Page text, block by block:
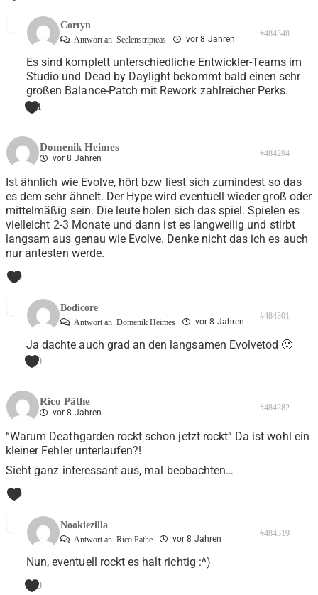
Cortyn
Antwort an Seelenstripteas vor 8 Jahren
#484348
Es sind komplett unterschiedliche Entwickler-Teams im
Studio und Dead by Daylight bekommt bald einen sehr
großen Balance-Patch mit Rework zahlreicher Perks.
1
Domenik Heimes
vor 8 Jahren #484294
Ist ähnlich wie Evolve, hört bzw liest sich zumindest so das
es dem sehr ähnelt. Der Hype wird eventuell wieder groß oder
mittelmäßig sein. Die leute holen sich das spiel. Spielen es
vielleicht 2-3 Monate und dann ist es langweilig und stirbt
langsam aus genau wie Evolve. Denke nicht das ich es auch
nur antesten werde.
0
Bodicore
Antwort an Domenik Heimes vor 8 Jahren
#484301
Ja dachte auch grad an den langsamen Evolvetod 🙂
0
Rico Päthe
vor 8 Jahren #484282
“Warum Deathgarden rockt schon jetzt rockt” Da ist wohl ein
kleiner Fehler unterlaufen?!
Sieht ganz interessant aus, mal beobachten…
0
Nookiezilla
Antwort an Rico Päthe vor 8 Jahren
#484319
Nun, eventuell rockt es halt richtig :^)
0